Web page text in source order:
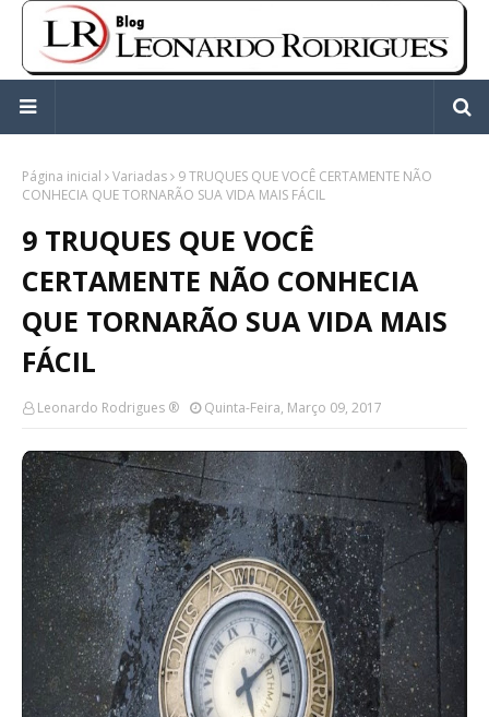
Página inicial Variadas
9 TRUQUES QUE VOCÊ CERTAMENTE NÃO
CONHECIA QUE TORNARÃO SUA VIDA MAIS FÁCIL
9 TRUQUES QUE VOCÊ
CERTAMENTE NÃO CONHECIA
QUE TORNARÃO SUA VIDA MAIS
FÁCIL
Leonardo Rodrigues ® Quinta-Feira, Março 09, 2017